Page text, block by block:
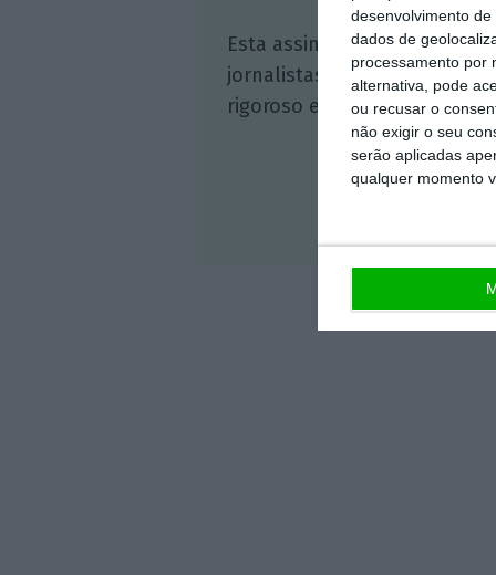
desenvolvimento de
dados de
processamento por
alternativa, pode
ou recusar o
não exigir o seu
serão aplicadas
qualquer momento
Esta assinatura é uma
jornalistas. A nossa
rigoroso e credível.